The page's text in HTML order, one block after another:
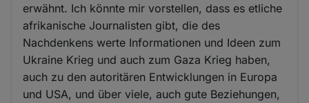
erwähnt. Ich könnte mir vorstellen, dass es etliche
afrikanische Journalisten gibt, die des
Nachdenkens werte Informationen und Ideen zum
Ukraine Krieg und auch zum Gaza Krieg haben,
auch zu den autoritären Entwicklungen in Europa
und USA, und über viele, auch gute Beziehungen,